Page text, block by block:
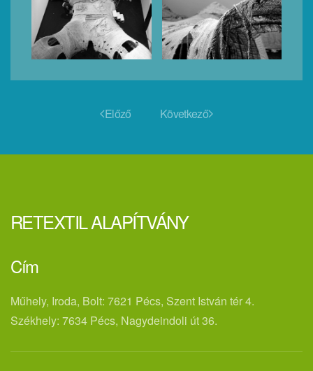
Előző Következő
RETEXTIL ALAPÍTVÁNY
Cím
Műhely, Iroda, Bolt: 7621 Pécs, Szent István tér 4.
Székhely: 7634 Pécs, Nagydeindoli út 36.